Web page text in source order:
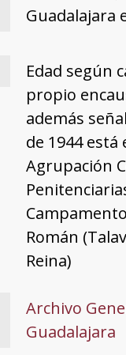
Guadalajara
Edad según
propio
además
de 1944 está
Agrupación
Román
Reina)
Archivo
Guadalajara